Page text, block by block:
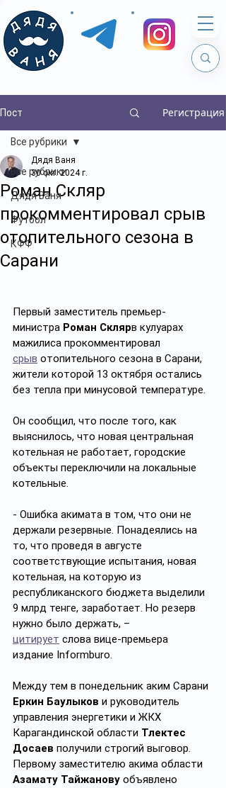
Пост Регистрация
Все рубрики
Дядя Ваня
Футбол
КФФ
Все рубрики
Роман Скляр
прокомментировал срыв
отопительного сезона в
Сарани
Дядя Ваня
30 окт. 2024 г.
Первый заместитель премьер-
министра Роман Склярв кулуарах
мажилиса прокомментировал
срыв отопительного сезона в Сарани,
жители которой 13 октября остались
без тепла при минусовой температуре.
Он сообщил, что после того, как
выяснилось, что новая центральная
котельная не работает, городские
объекты переключили на локальные
котельные.
- Ошибка акимата в том, что они не
держали резервные. Понадеялись на
то, что проведя в августе
соответствующие испытания, новая
котельная, на которую из
республиканского бюджета выделили
9 млрд тенге, заработает. Но резерв
нужно было держать, –
цитирует слова вице-премьера
издание Informburo.
Между тем в понедельник аким Сарани
Еркин Баулыков и руководитель
управления энергетики и ЖКХ
Карагандинской области Тлектес
Досаев получили строгий выговор.
Первому заместителю акима области
Азамату Тайжанову объявлено